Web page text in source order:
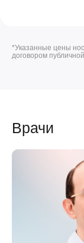
*Указанные цены
договором
Врачи